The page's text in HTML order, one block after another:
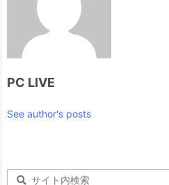
PC LIVE
See author's posts